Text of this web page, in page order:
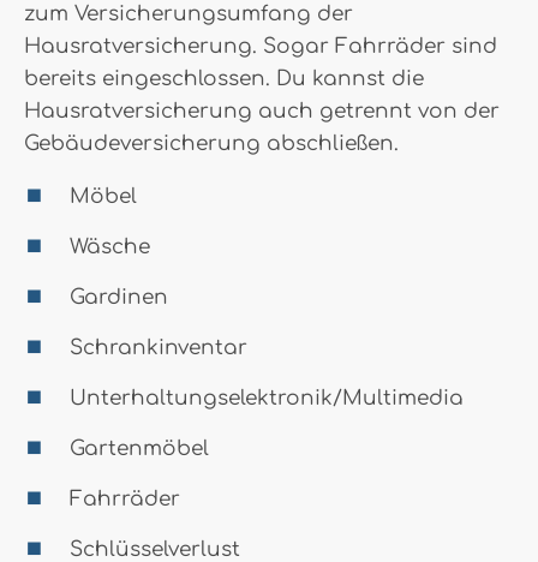
zum Versicherungsumfang der
Hausratversicherung. Sogar Fahrräder sind
bereits eingeschlossen. Du kannst die
Hausratversicherung auch getrennt von der
Gebäudeversicherung abschließen.
Möbel
Wäsche
Gardinen
Schrankinventar
Unterhaltungselektronik/Multimedia
Gartenmöbel
Fahrräder
Schlüsselverlust